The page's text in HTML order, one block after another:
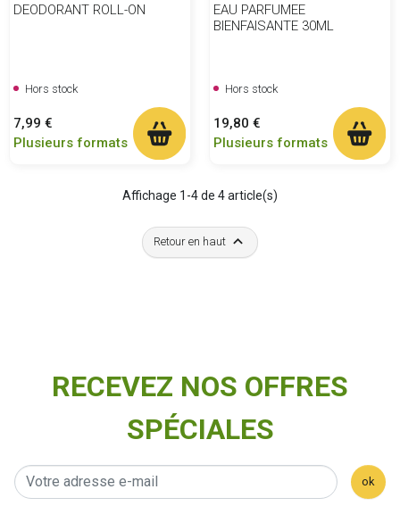
DEODORANT ROLL-ON
Hors stock
Prix
7,99 €
Plusieurs formats
EAU PARFUMEE
BIENFAISANTE 30ML
Hors stock
Prix
19,80 €
Plusieurs formats
Affichage 1-4 de 4 article(s)
Retour en haut 
RECEVEZ NOS OFFRES
SPÉCIALES
ok